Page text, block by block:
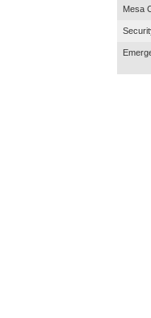
Mesa